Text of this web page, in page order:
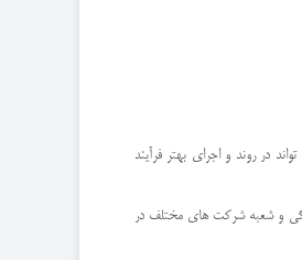
در روند و اجرای بهتر فرآیند
و شعبه شرکت های مختلف در